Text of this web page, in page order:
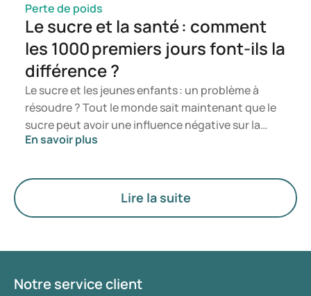
Perte de poids
Le sucre et la santé : comment
les 1000 premiers jours font-ils la
différence ?
Le sucre et les jeunes enfants : un problème à
résoudre ? Tout le monde sait maintenant que le
sucre peut avoir une influence négative sur la
santé. Il se trouve dans de nombreux types
entreprises tirent intelligemment parti de cette
situation. Cependant, de nouvelles recherches
indiquent qu’il est très important pour les jeunes
la vie, de la grossesse au deuxième anniversaire,
En savoir plus
Lire la suite
Notre service client